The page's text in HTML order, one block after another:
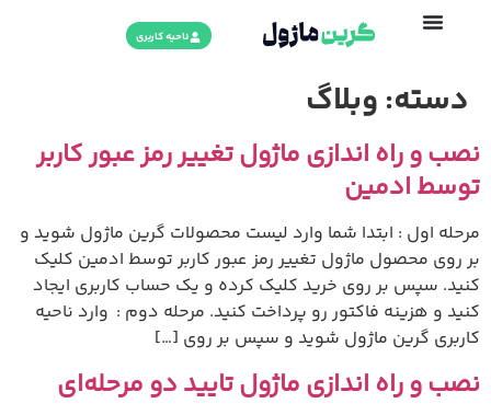
ناحیه کاربری
دسته: وبلاگ
نصب و راه اندازی ماژول تغییر رمز عبور کاربر
توسط ادمین
مرحله اول : ابتدا شما وارد لیست محصولات گرین ماژول شوید و
بر روی محصول ماژول تغییر رمز عبور کاربر توسط ادمین کلیک
کنید. سپس بر روی خرید کلیک کرده و یک حساب کاربری ایجاد
کنید و هزینه فاکتور رو پرداخت کنید. مرحله دوم : وارد ناحیه
کاربری گرین ماژول شوید و سپس بر روی […]
نصب و راه اندازی ماژول تایید دو مرحله‌ای